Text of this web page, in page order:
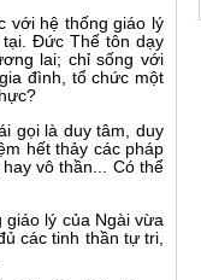
với hệ thống giáo lý
Ðức Thế tôn dạy
lai; chỉ sống với
đình, tổ chức một
gọi là duy tâm, duy
hết thảy các pháp
vô thần... Có thể
lý của Ngài vừa
các tinh thần tự tri,